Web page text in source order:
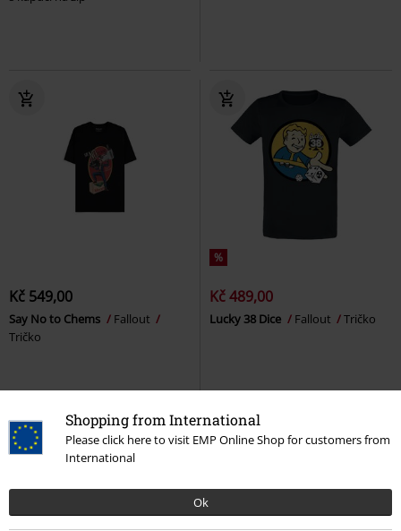
Shopping from International
Please click here to visit EMP Online Shop for customers from
International
Ok
Kč 549,00
Say No to Chems
Fallout
Tričko
%
Kč 489,00
Lucky 38 Dice Fallout Tričko